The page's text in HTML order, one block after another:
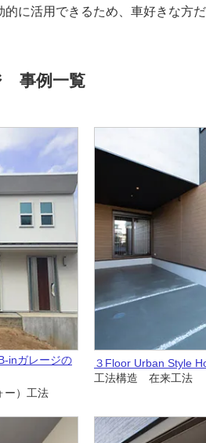
的に活用できるため、車好きな方
事例一覧
inガレージの
ー）工法
３Floor Urban Style
工法構造 在来工法